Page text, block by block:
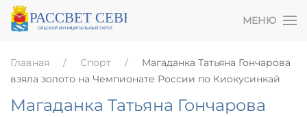
МЕНЮ
Главная Спорт
Магаданка Татьяна Гончарова
взяла золото на Чемпионате России по Киокусинкай
Магаданка Татьяна Гончарова